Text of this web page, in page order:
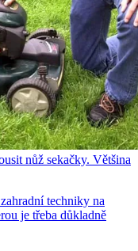
nůž sekačky. Většina
techniky na
je třeba důkladně